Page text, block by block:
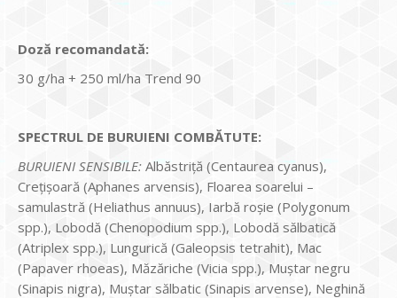
Doză recomandată:
30 g/ha + 250 ml/ha Trend 90
SPECTRUL DE BURUIENI COMBĂTUTE:
BURUIENI SENSIBILE: Albăstriţă (Centaurea cyanus),
Creţişoară (Aphanes arvensis), Floarea soarelui –
samulastră (Heliathus annuus), Iarbă roşie (Polygonum
spp.), Lobodă (Chenopodium spp.), Lobodă sălbatică
(Atriplex spp.), Lungurică (Galeopsis tetrahit), Mac
(Papaver rhoeas), Măzăriche (Vicia spp.), Muştar negru
(Sinapis nigra), Muştar sălbatic (Sinapis arvense), Neghină